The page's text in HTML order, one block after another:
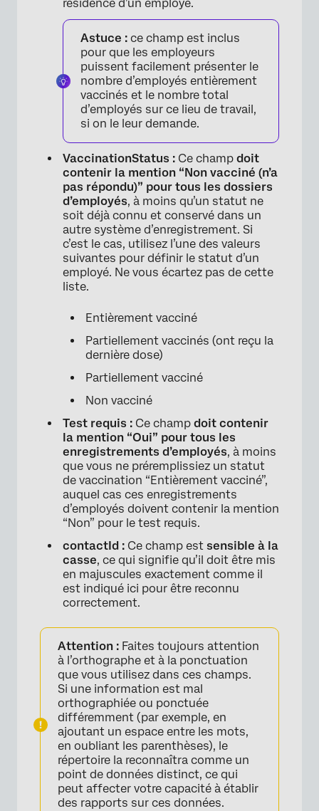
résidence d’un employé.
Astuce : ce champ est inclus
pour que les employeurs
puissent facilement présenter le
nombre d’employés entièrement
vaccinés et le nombre total
d’employés sur ce lieu de travail,
si on le leur demande.
VaccinationStatus : Ce champ doit
contenir la mention “Non vacciné (n’a
pas répondu)” pour tous les dossiers
d’employés, à moins qu’un statut ne
soit déjà connu et conservé dans un
autre système d’enregistrement. Si
c’est le cas, utilisez l’une des valeurs
suivantes pour définir le statut d’un
employé. Ne vous écartez pas de cette
liste.
Entièrement vacciné
Partiellement vaccinés (ont reçu la
dernière dose)
Partiellement vacciné
Non vacciné
Test requis : Ce champ doit contenir
la mention “Oui” pour tous les
enregistrements d’employés, à moins
que vous ne préremplissiez un statut
de vaccination “Entièrement vacciné”,
auquel cas ces enregistrements
d’employés doivent contenir la mention
“Non” pour le test requis.
contactId : Ce champ est sensible à la
casse, ce qui signifie qu’il doit être mis
en majuscules exactement comme il
est indiqué ici pour être reconnu
correctement.
Attention : Faites toujours attention
à l’orthographe et à la ponctuation
que vous utilisez dans ces champs.
Si une information est mal
orthographiée ou ponctuée
différemment (par exemple, en
ajoutant un espace entre les mots,
en oubliant les parenthèses), le
répertoire la reconnaîtra comme un
point de données distinct, ce qui
peut affecter votre capacité à établir
des rapports sur ces données.